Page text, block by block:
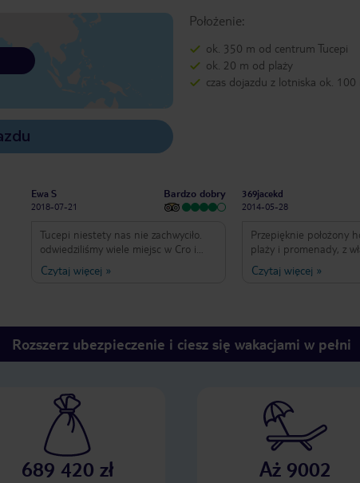
Położenie:
ok. 350 m od centrum Tucepi
ok. 20 m od plaży
czas dojazdu z lotniska ok. 100
Ewa S
2018-07-21
Bardzo dobry
Tucepi niestety nas nie zachwyciło.
odwiedziliśmy wiele miejsc w Cro i
Tucepi chyba podobalo nam się
najmniej. typowy kurort. tłoczno,
codziennie czyste ręczniki, plaża
praktycznie u stóp hotelu. obsługa
Jedzenie dobre. fajni animatorzy dla
dzieci. jedyny minus to brak napoi w
cenie do obiadokolacji a raczej brak
informacji o tym ze strony biura
podróży. można się niemile zaskoczyć.
Czytaj więcej »
369jacekd
2014-05-28
Przepięknie położony
plaży i promenady, z
basenem. Pokoje
telewizja i internet bez
polecić jako miejsce na
Czytaj więcej »
Rozszerz ubezpieczenie i ciesz się wakacjami w pełni
689 420 zł Aż 9002